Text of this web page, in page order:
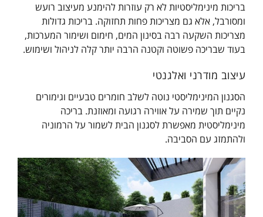
בריכות מינימליסטיות לא רק עוזרות להימנע מעיצוב רועש
ומסורבל, אלא גם מצריכות פחות תחזוקה. בריכות גדולות
מצריכות השקעה רבה בסינון המים, חימום ושימור המערכות,
בעוד שבריכה פשוטה וקטנה הרבה יותר קלה לניהול ושימוש.
עיצוב מודרני ואלגנטי
הסגנון המינימליסטי נוטה לשלב חומרים טבעיים וגימורים
נקיים תוך שמירה על אווירה רגועה ומאוזנת. בריכה
מינימליסטית מאפשרת לסגנון הבית לשמור על הרמוניה
ולהתמזג עם הסביבה.